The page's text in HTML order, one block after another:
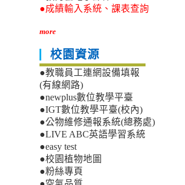
●成績輸入系統、課表查詢
more
校園資源
●教職員工連網設備填報
(有線網路)
●newplus數位教學平臺
●IGT數位教學平臺(校內)
●公物維修通報系統(總務處)
●LIVE ABC英語學習系統
●easy test
●校園植物地圖
●粉絲專頁